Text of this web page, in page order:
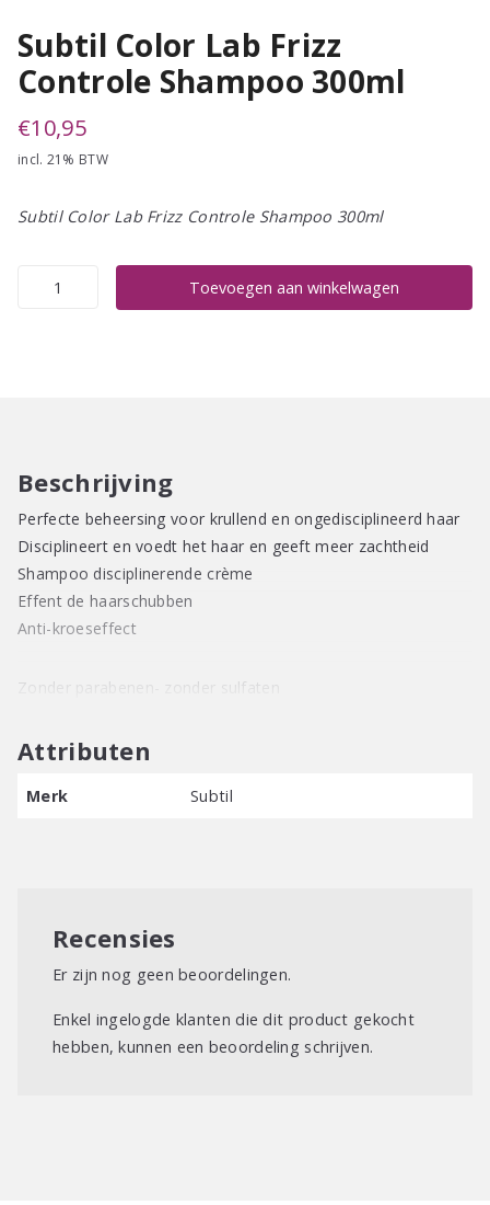
Subtil Color Lab Frizz
Controle Shampoo 300ml
€10,95
incl. 21% BTW
Subtil Color Lab Frizz Controle Shampoo 300ml
Subtil
Toevoegen aan winkelwagen
Beschrijving
Perfecte beheersing voor krullend en ongedisciplineerd haar
Disciplineert en voedt het haar en geeft meer zachtheid
Shampoo disciplinerende crème
Effent de haarschubben
Anti-kroeseffect
Zonder parabenen- zonder sulfaten
Attributen
Merk Subtil
Recensies
Er zijn nog geen beoordelingen.
Enkel ingelogde klanten die dit product gekocht
hebben, kunnen een beoordeling schrijven.